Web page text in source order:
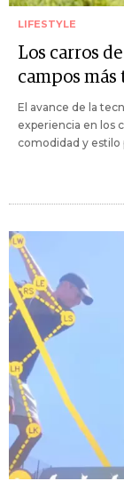
LIFESTYLE
Los carros
campos
El avance de la
experiencia en los
comodidad y estilo